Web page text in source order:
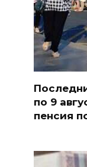
по 9
пенсия